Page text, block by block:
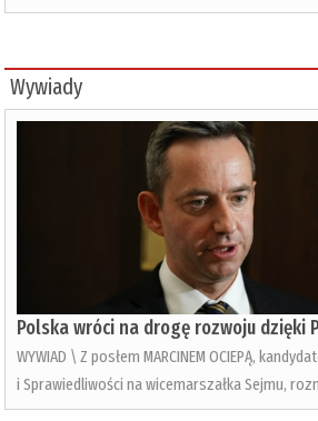
Wywiady
Polska wróci na drogę rozwoju dzięki
WYWIAD \ Z posłem MARCINEM OCIEPĄ,
i Sprawiedliwości na wicemarszałka Sejmu,